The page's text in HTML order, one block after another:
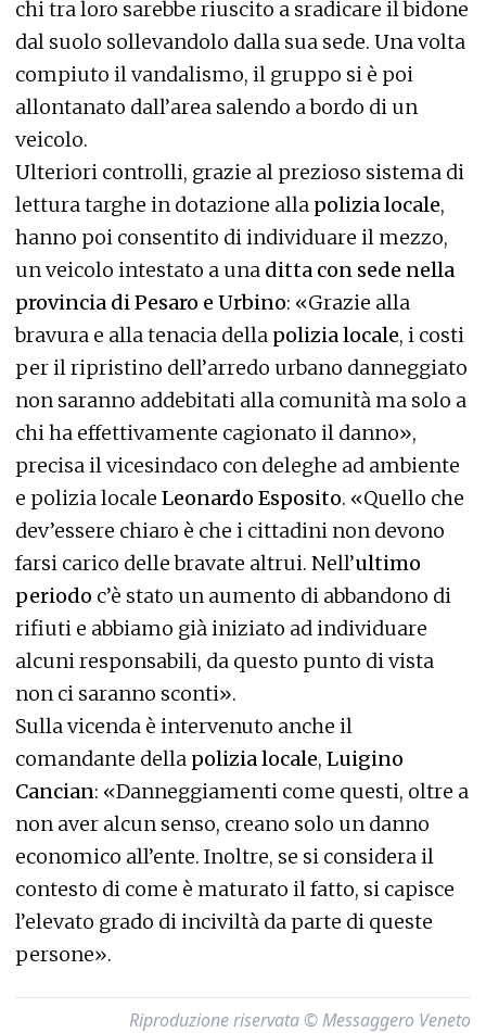
chi tra loro sarebbe riuscito a sradicare il bidone
dal suolo sollevandolo dalla sua sede. Una volta
compiuto il vandalismo, il gruppo si è poi
allontanato dall’area salendo a bordo di un
veicolo.
Ulteriori controlli, grazie al prezioso sistema di
lettura targhe in dotazione alla polizia locale,
hanno poi consentito di individuare il mezzo,
un veicolo intestato a una ditta con sede nella
provincia di Pesaro e Urbino: «Grazie alla
bravura e alla tenacia della polizia locale, i costi
per il ripristino dell’arredo urbano danneggiato
non saranno addebitati alla comunità ma solo a
chi ha effettivamente cagionato il danno»,
precisa il vicesindaco con deleghe ad ambiente
e polizia locale Leonardo Esposito. «Quello che
dev’essere chiaro è che i cittadini non devono
farsi carico delle bravate altrui. Nell’ultimo
periodo c’è stato un aumento di abbandono di
rifiuti e abbiamo già iniziato ad individuare
alcuni responsabili, da questo punto di vista
non ci saranno sconti».
Sulla vicenda è intervenuto anche il
comandante della polizia locale, Luigino
Cancian: «Danneggiamenti come questi, oltre a
non aver alcun senso, creano solo un danno
economico all’ente. Inoltre, se si considera il
contesto di come è maturato il fatto, si capisce
l’elevato grado di inciviltà da parte di queste
persone».
Riproduzione riservata © Messaggero Veneto